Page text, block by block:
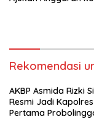
Rekomendasi
AKBP Asmida Rizki
Resmi Jadi
Pertama